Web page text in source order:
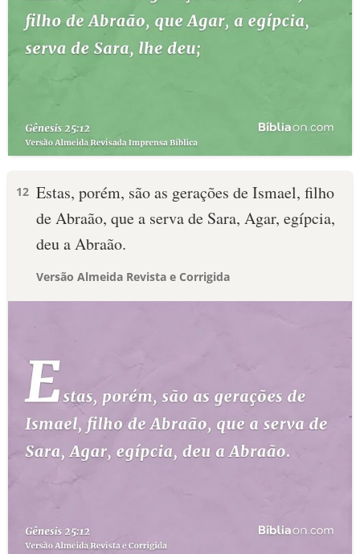
12 Estas, porém, são as gerações de Ismael, filho
de Abraão, que a serva de Sara, Agar, egípcia,
deu a Abraão.
Versão Almeida Revista e Corrigida